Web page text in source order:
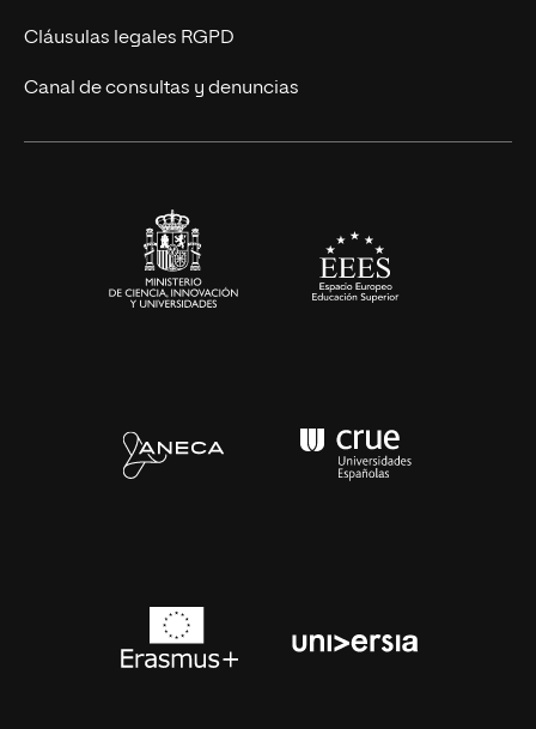
UNIR Revista
Eventos
Cláusulas legales RGPD
Canal de consultas y denuncias